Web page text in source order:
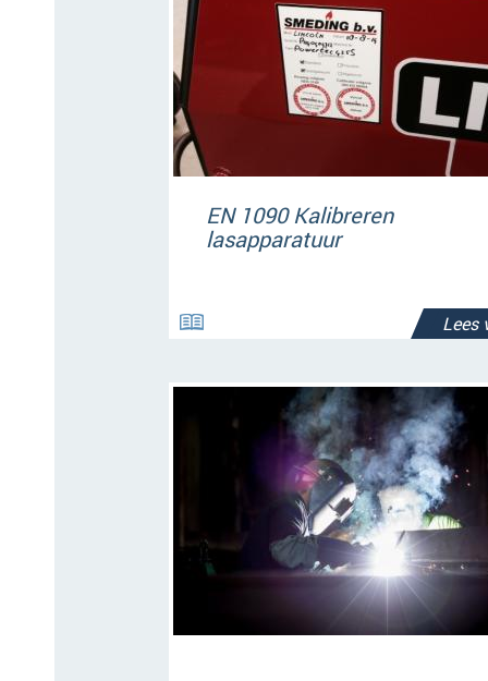
EN 1090 Kalibreren
lasapparatuur
Lees